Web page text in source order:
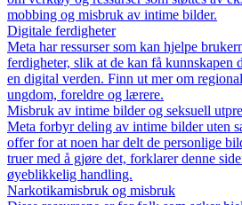
mobbing og misbruk av intime bilder.
Digitale ferdigheter
Meta har ressurser som kan hjelpe
ferdigheter, slik at de kan få kunnskapen
en digital verden. Finn ut mer om
ungdom, foreldre og lærere.
Misbruk av intime bilder og seksuell
Meta forbyr deling av intime bilder uten
offer for at noen har delt de personlige
truer med å gjøre det, forklarer denne
øyeblikkelig handling.
Narkotikamisbruk og misbruk